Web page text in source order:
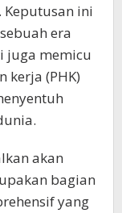
Keputusan ini
era
juga memicu
kerja (PHK)
akan
bagian
yang